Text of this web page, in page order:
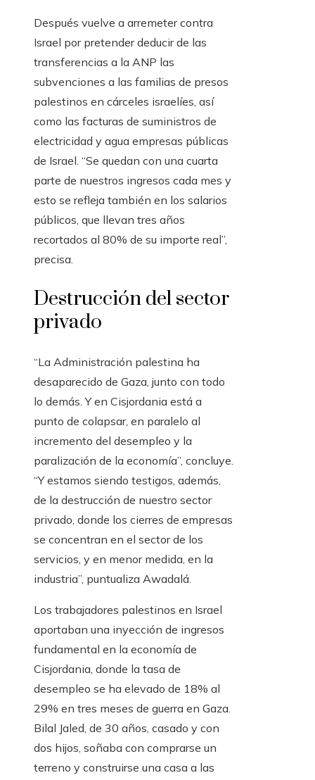
Después vuelve a arremeter contra
Israel por pretender deducir de las
transferencias a la ANP las
subvenciones a las familias de presos
palestinos en cárceles israelíes, así
como las facturas de suministros de
electricidad y agua empresas públicas
de Israel. “Se quedan con una cuarta
parte de nuestros ingresos cada mes y
esto se refleja también en los salarios
públicos, que llevan tres años
recortados al 80% de su importe real”,
precisa.
Destrucción del sector
privado
“La Administración palestina ha
desaparecido de Gaza, junto con todo
lo demás. Y en Cisjordania está a
punto de colapsar, en paralelo al
incremento del desempleo y la
paralización de la economía”, concluye.
“Y estamos siendo testigos, además,
de la destrucción de nuestro sector
privado, donde los cierres de empresas
se concentran en el sector de los
servicios, y en menor medida, en la
industria”, puntualiza Awadalá.
Los trabajadores palestinos en Israel
aportaban una inyección de ingresos
fundamental en la economía de
Cisjordania, donde la tasa de
desempleo se ha elevado de 18% al
29% en tres meses de guerra en Gaza.
Bilal Jaled, de 30 años, casado y con
dos hijos, soñaba con comprarse un
terreno y construirse una casa a las